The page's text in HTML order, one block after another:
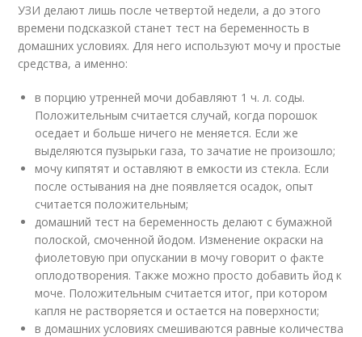
УЗИ делают лишь после четвертой недели, а до этого
времени подсказкой станет тест на беременность в
домашних условиях. Для него используют мочу и простые
средства, а именно:
в порцию утренней мочи добавляют 1 ч. л. соды.
Положительным считается случай, когда порошок
оседает и больше ничего не меняется. Если же
выделяются пузырьки газа, то зачатие не произошло;
мочу кипятят и оставляют в емкости из стекла. Если
после остывания на дне появляется осадок, опыт
считается положительным;
домашний тест на беременность делают с бумажной
полоской, смоченной йодом. Изменение окраски на
фиолетовую при опускании в мочу говорит о факте
оплодотворения. Также можно просто добавить йод к
моче. Положительным считается итог, при котором
капля не растворяется и остается на поверхности;
в домашних условиях смешиваются равные количества